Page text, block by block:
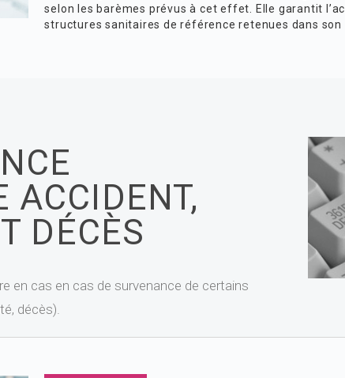
selon les barèmes prévus à cet effet. Elle garantit
structures sanitaires de référence retenues dans
ACCIDENT,
DÉCÈS
en cas en cas de survenance de certains
décès).